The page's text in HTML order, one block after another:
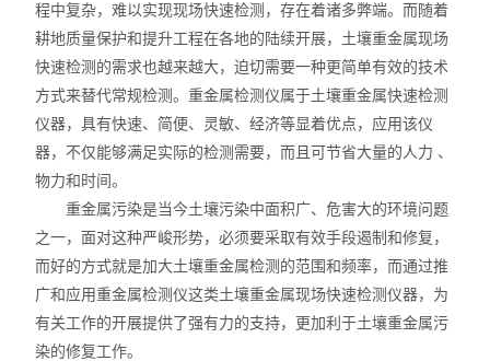
元素分析仪
不锈钢分析仪
金属合金分析仪
镀层测厚仪/膜厚仪
维修国内、国外ROHS检测仪
口罩设备
光谱仪
程中复杂，难以实现现场快速检测，存在着诸多弊端。而随着
耕地质量保护和提升工程在各地的陆续开展，土壤重金属现场
快速检测的需求也越来越大，迫切需要一种更简单有效的技术
方式来替代常规检测。重金属检测仪属于土壤重金属快速检测
仪器，具有快速、简便、灵敏、经济等显着优点，应用该仪
器，不仅能够满足实际的检测需要，而且可节省大量的人力 、
物力和时间。
重金属污染是当今土壤污染中面积广、危害大的环境问题
之一，面对这种严峻形势，必须要采取有效手段遏制和修复，
而好的方式就是加大土壤重金属检测的范围和频率，而通过推
广和应用重金属检测仪这类土壤重金属现场快速检测仪器，为
有关工作的开展提供了强有力的支持，更加利于土壤重金属污
染的修复工作。